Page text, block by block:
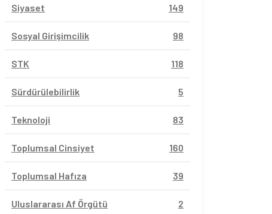
Sivil Sayfalar Sivil Sayfalar
Siyaset 149
Sosyal Girişimcilik 98
STK 118
Sürdürülebilirlik 5
Teknoloji 83
Toplumsal Cinsiyet 160
Toplumsal Hafıza 39
Uluslararası Af Örgütü 2